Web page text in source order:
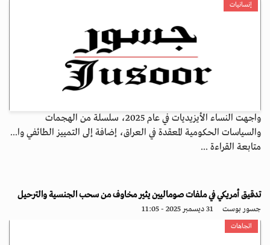
إنسانيات
واجهت النساء الأيزيديات في عام 2025، سلسلة من الهجمات
والسياسات الحكومية المعقدة في العراق، إضافة إلى التمييز الطائفي وا...
متابعة القراءة ...
تدقيق أمريكي في ملفات صوماليين يثير مخاوف من سحب الجنسية والترحيل
جسور بوست 31 ديسمبر 2025 - 11:05
اتجاهات